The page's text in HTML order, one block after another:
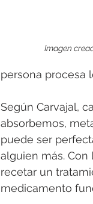
Imagen
persona procesa
Según Carvajal,
absorbemos,
puede ser
alguien más.
recetar un
medicamento